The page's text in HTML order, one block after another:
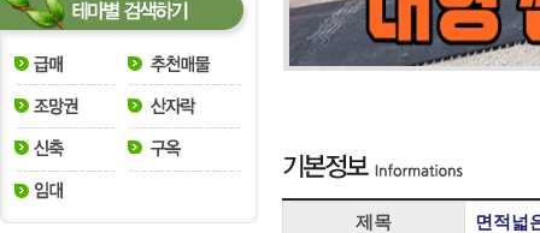
제목 면적넓